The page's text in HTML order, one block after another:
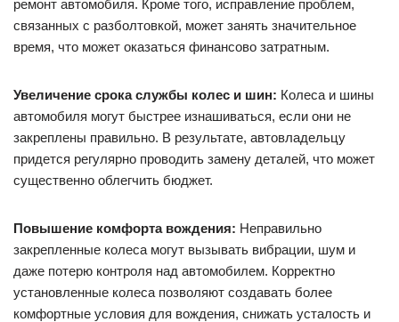
ремонт автомобиля. Кроме того, исправление проблем,
связанных с разболтовкой, может занять значительное
время, что может оказаться финансово затратным.
Увеличение срока службы колес и шин: Колеса и шины
автомобиля могут быстрее изнашиваться, если они не
закреплены правильно. В результате, автовладельцу
придется регулярно проводить замену деталей, что может
существенно облегчить бюджет.
Повышение комфорта вождения: Неправильно
закрепленные колеса могут вызывать вибрации, шум и
даже потерю контроля над автомобилем. Корректно
установленные колеса позволяют создавать более
комфортные условия для вождения, снижать усталость и